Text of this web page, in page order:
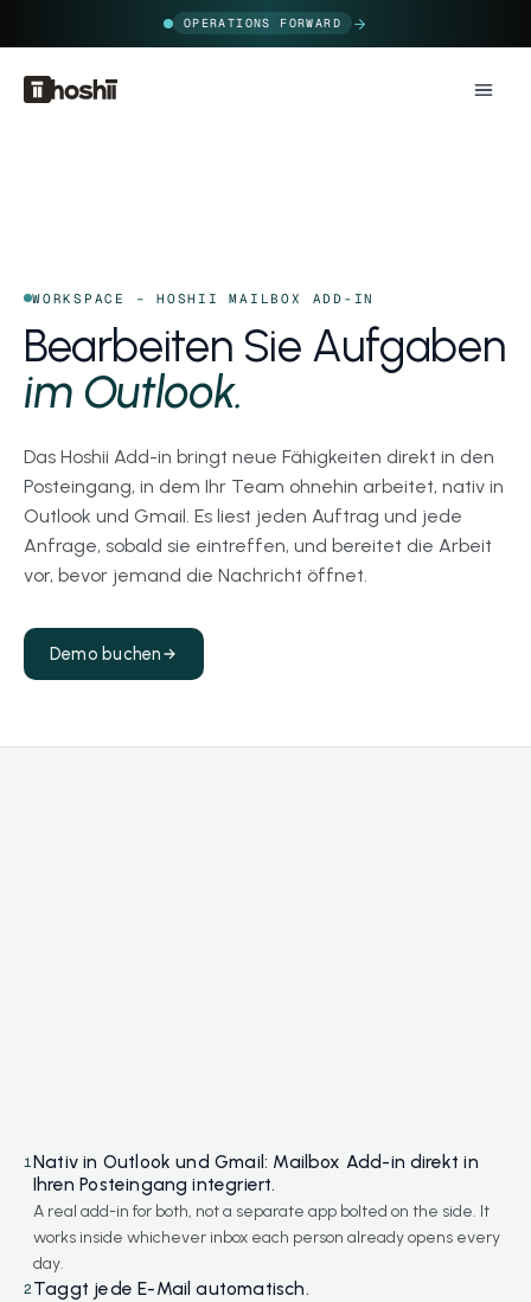
OPERATIONS FORWARD
WORKSPACE – HOSHII MAILBOX ADD-IN
Bearbeiten Sie Aufgaben
im Outlook.
Das Hoshii Add-in bringt neue Fähigkeiten direkt in den
Posteingang, in dem Ihr Team ohnehin arbeitet, nativ in
Outlook und Gmail. Es liest jeden Auftrag und jede
Anfrage, sobald sie eintreffen, und bereitet die Arbeit
vor, bevor jemand die Nachricht öffnet.
Demo buchen
1 Nativ in Outlook und Gmail: Mailbox Add-in direkt in
Ihren Posteingang integriert.
A real add-in for both, not a separate app bolted on the side. It
works inside whichever inbox each person already opens every
day.
2 Taggt jede E-Mail automatisch.